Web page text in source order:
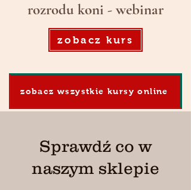
rozrodu koni - webinar
zobacz kurs
zobacz wszystkie kursy online
Sprawdź co w
naszym sklepie